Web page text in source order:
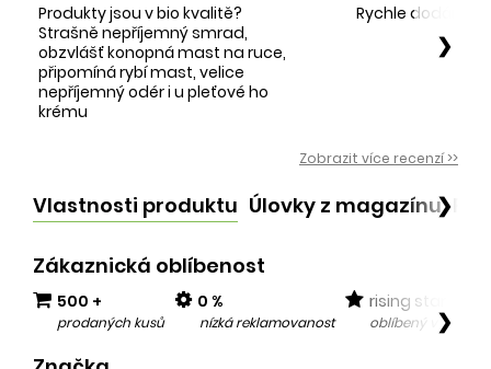
Produkty jsou v bio kvalitě?
Strašně nepříjemný smrad,
obzvlášť konopná mast na ruce,
připomíná rybí mast, velice
nepříjemný odér i u pleťové ho
krému
Rychle dodání
❯
Zobrazit více recenzí >>
Vlastnosti produktu Úlovky z magazínu❯
Zákaznická oblíbenost
500 +
prodaných kusů
0 %
nízká reklamovanost
rising star
oblíbený v❯